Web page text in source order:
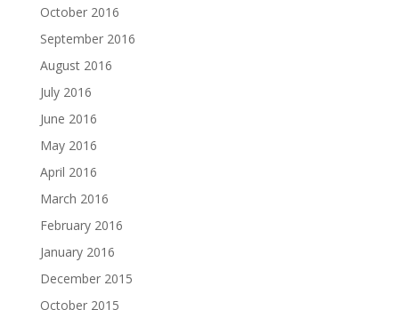
October 2016
September 2016
August 2016
July 2016
June 2016
May 2016
April 2016
March 2016
February 2016
January 2016
December 2015
October 2015